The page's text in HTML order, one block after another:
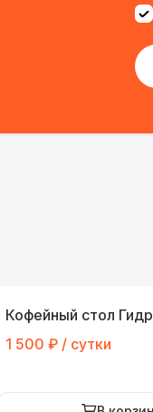
Кофейный стол
1 500 ₽ / сутки